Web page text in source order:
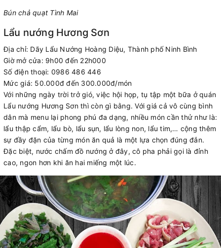
Bún chả quạt Tình Mai
Lẩu nướng Hương Sơn
Địa chỉ: Dãy Lẩu Nướng Hoàng Diệu, Thành phố Ninh Bình
Giờ mở cửa: 9h00 đến 22h000
Số điện thoại: 0986 486 446
Mức giá: 50.000đ đến 300.000đ/món
Với những ngày trời trở gió, việc hội họp, tụ tập một bữa ở quán
Lẩu nướng Hương Sơn thì còn gì bằng. Với giá cả vô cùng bình
dân mà menu lại phong phú đa dạng, nhiều món cần thử như là:
lẩu thập cẩm, lẩu bò, lẩu sụn, lẩu lòng non, lẩu tim,… cộng thêm
sự đầy đặn của từng món ăn quả là một lựa chọn đúng đắn.
Đặc biệt, nước chấm đồ nướng ở đây, cô pha phải gọi là đỉnh
cao, ngon hơn khi ăn hai miếng một lúc.